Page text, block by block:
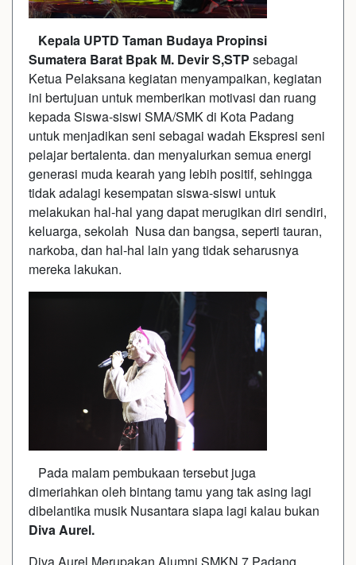
Kepala UPTD Taman Budaya Propinsi
Sumatera Barat Bpak M. Devir S,STP sebagai
Ketua Pelaksana kegiatan menyampaikan, kegiatan
ini bertujuan untuk memberikan motivasi dan ruang
kepada Siswa-siswi SMA/SMK di Kota Padang
untuk menjadikan seni sebagai wadah Ekspresi seni
pelajar bertalenta. dan menyalurkan semua energi
generasi muda kearah yang lebih positif, sehingga
tidak adalagi kesempatan siswa-siswi untuk
melakukan hal-hal yang dapat merugikan diri sendiri,
keluarga, sekolah Nusa dan bangsa, seperti tauran,
narkoba, dan hal-hal lain yang tidak seharusnya
mereka lakukan.
Pada malam pembukaan tersebut juga
dimeriahkan oleh bintang tamu yang tak asing lagi
dibelantika musik Nusantara siapa lagi kalau bukan
Diva Aurel.
Diva Aurel Merupakan Alumni SMKN 7 Padang